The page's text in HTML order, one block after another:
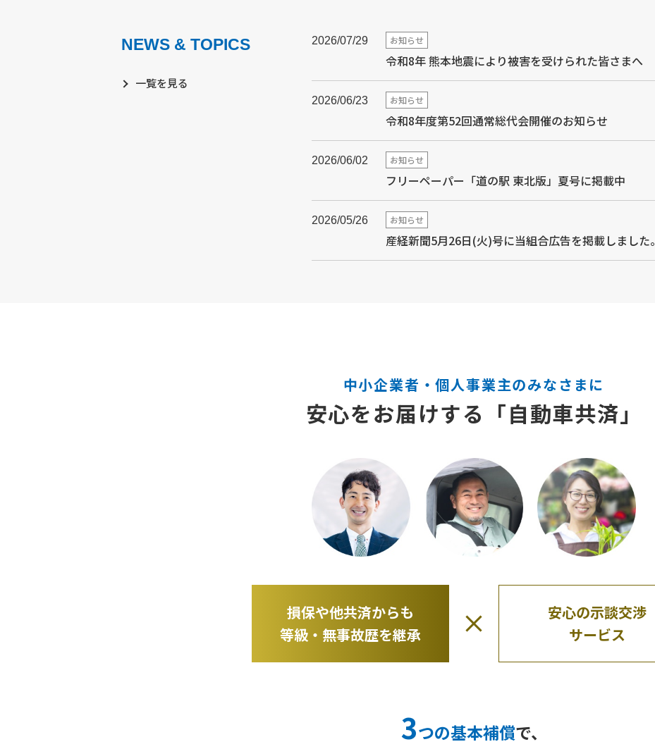
NEWS & TOPICS
一覧を見る
2026/07/29 お知らせ
令和8年 熊本地震により被害を受けられた皆さまへ
2026/06/23 お知らせ
令和8年度第52回通常総代会開催のお知らせ
2026/06/02 お知らせ
フリーペーパー「道の駅 東北版」夏号に掲載中
2026/05/26 お知らせ
産経新聞5月26日(火)号に当組合広告を掲載しました。
中小企業者・個人事業主のみなさまに
安心をお届けする「自動車共済」
損保や他共済からも
等級・無事故歴を継承
安心の示談交渉
サービス
3つの基本補償で、